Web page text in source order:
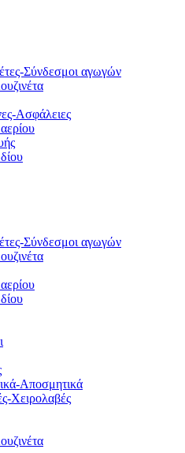
Σύνδεσμοι αγωγών
Ασφάλειες
Σύνδεσμοι αγωγών
Αποσμητικά
Χειρολαβές